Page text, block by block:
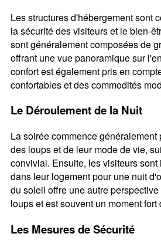
Les structures d'hébergement sont
la sécurité des visiteurs et le bien-
sont généralement composées de
offrant une vue panoramique sur
confort est également pris en
confortables et des commodités
Le Déroulement de la Nuit
La soirée commence généralement
des loups et de leur mode de vie,
convivial. Ensuite, les visiteurs
dans leur logement pour une nuit
du soleil offre une autre
loups et est souvent un moment
Les Mesures de Sécurité